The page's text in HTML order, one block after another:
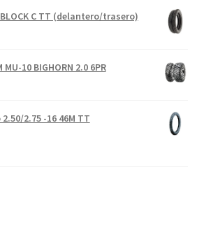
C TT (delantero/trasero)
10 BIGHORN 2.0 6PR
2.75 -16 46M TT